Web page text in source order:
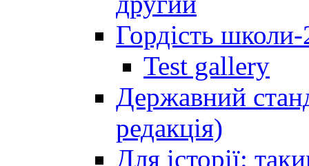
Гордість
Test gallery
Державний
редакція)
Для історії: